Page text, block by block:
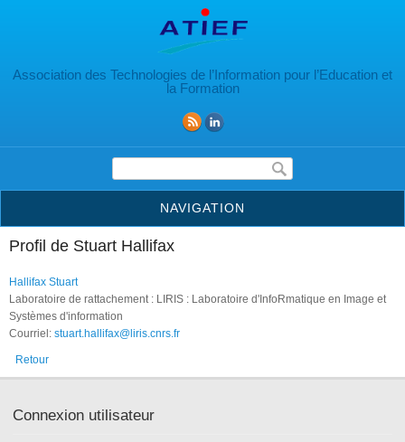
Association des Technologies de l’Information pour l’Education et
la Formation
Formulaire de recherche
NAVIGATION
Profil de Stuart Hallifax
Hallifax Stuart
Laboratoire de rattachement : LIRIS : Laboratoire d'InfoRmatique en Image et
Systèmes d'information
Courriel: stuart.hallifax@liris.cnrs.fr
Retour
Connexion utilisateur